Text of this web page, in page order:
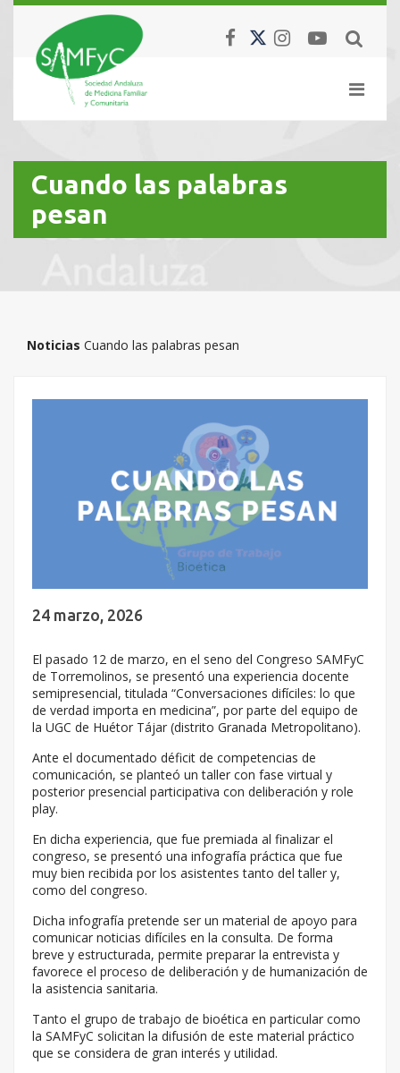
Cuando las palabras
pesan
Noticias Cuando las palabras pesan
24 marzo, 2026
El pasado 12 de marzo, en el seno del Congreso SAMFyC
de Torremolinos, se presentó una experiencia docente
semipresencial, titulada “Conversaciones difíciles: lo que
de verdad importa en medicina”, por parte del equipo de
la UGC de Huétor Tájar (distrito Granada Metropolitano).
Ante el documentado déficit de competencias de
comunicación, se planteó un taller con fase virtual y
posterior presencial participativa con deliberación y role
play.
En dicha experiencia, que fue premiada al finalizar el
congreso, se presentó una infografía práctica que fue
muy bien recibida por los asistentes tanto del taller y,
como del congreso.
Dicha infografía pretende ser un material de apoyo para
comunicar noticias difíciles en la consulta. De forma
breve y estructurada, permite preparar la entrevista y
favorece el proceso de deliberación y de humanización de
la asistencia sanitaria.
Tanto el grupo de trabajo de bioética en particular como
la SAMFyC solicitan la difusión de este material práctico
que se considera de gran interés y utilidad.